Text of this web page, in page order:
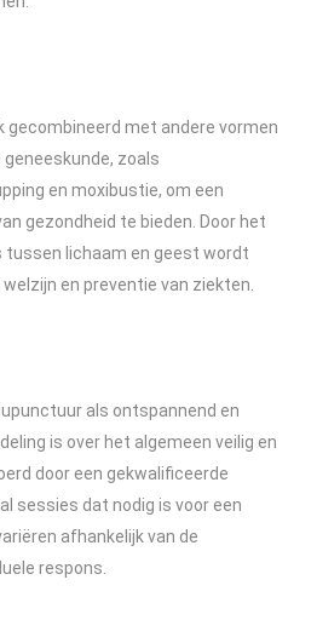
gecombineerd met andere vormen
zoals
en moxibustie, om een
gezondheid te bieden. Door het
tussen lichaam en geest wordt
en preventie van ziekten.
als ontspannend en
is over het algemeen veilig en
door een gekwalificeerde
sessies dat nodig is voor een
afhankelijk van de
respons.